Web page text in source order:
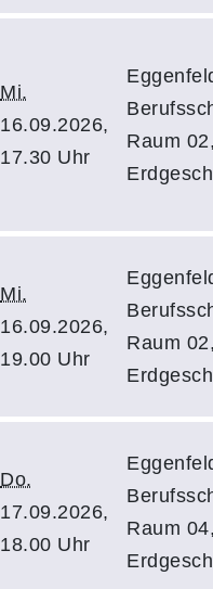
Mi.
16.09.2026,
17.30 Uhr
Raum
Mi.
16.09.2026,
19.00 Uhr
Raum
Do.
17.09.2026,
18.00 Uhr
Raum